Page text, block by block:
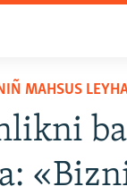
MAHSUS